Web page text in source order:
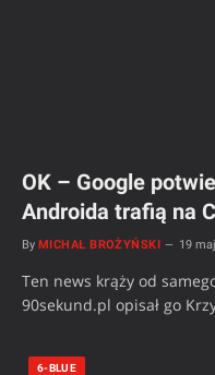
OK – Google
Androida trafią na
By MICHAŁ BROŻYŃSKI 19
Ten news krąży od
90sekund.pl opisał go
6-BLUE